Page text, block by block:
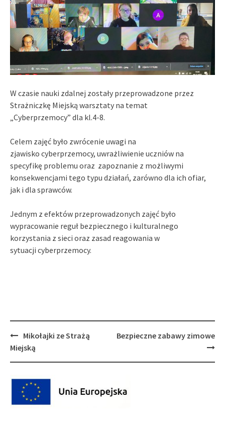
W czasie nauki zdalnej zostały przeprowadzone przez
Strażniczkę Miejską warsztaty na temat
„Cyberprzemocy” dla kl.4-8.
Celem zajęć było zwrócenie uwagi na
zjawisko cyberprzemocy, uwrażliwienie uczniów na
specyfikę problemu oraz zapoznanie z możliwymi
konsekwencjami tego typu działań, zarówno dla ich ofiar,
jak i dla sprawców.
Jednym z efektów przeprowadzonych zajęć było
wypracowanie reguł bezpiecznego i kulturalnego
korzystania z sieci oraz zasad reagowania w
sytuacji cyberprzemocy.
Post
navigation
Mikołajki ze Strażą
Miejską
Bezpieczne zabawy zimowe